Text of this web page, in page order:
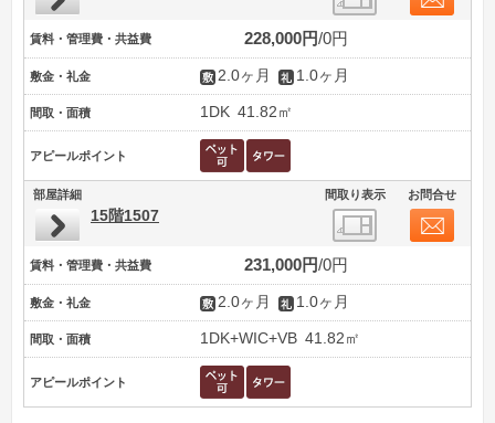
賃料・管理費・共益費 228,000円 0円
敷金・礼金 2.0ヶ月 1.0ヶ月
間取・面積 1DK 41.82㎡
アピールポイント
部屋詳細 間取り表示 お問合せ
15階1507
賃料・管理費・共益費 231,000円 0円
敷金・礼金 2.0ヶ月 1.0ヶ月
間取・面積 1DK+WIC+VB 41.82㎡
アピールポイント